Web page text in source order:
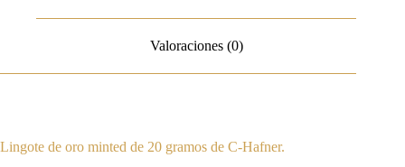
Valoraciones (0)
Lingote de oro minted de 20 gramos de C-Hafner.